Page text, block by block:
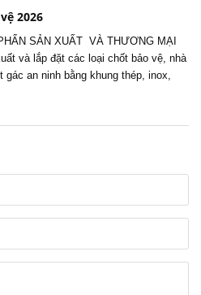
2026
SẢN XUẤT VÀ THƯƠNG MẠI
và lắp đặt các loại chốt bảo vệ, nhà
an ninh bằng khung thép, inox,